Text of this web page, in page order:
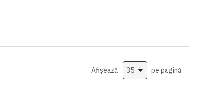
Afișează
pe pagină